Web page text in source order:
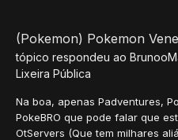
(Pokemon) Pokemon
tópico respondeu ao
Lixeira Pública
Na boa, apenas Padventures,
PokeBRO que pode falar que
OtServers (Que tem milhares